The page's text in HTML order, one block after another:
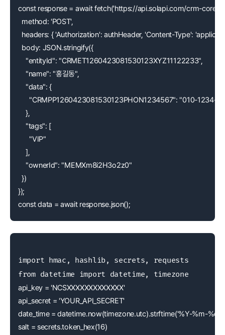
const response = await fetch('https://api.solapi.com/crm-core/
  method: 'POST',
headers: { 'Authorization': authHeader, 'Content-Type':
  body: JSON.stringify({
    "entityId": "CRMET1260423081530123XYZ11122233",
    "name": "홍길동",
    "data": {
"CRMPP1260423081530123PHON1234567": "010-1234-
    },
    "tags": [
      "VIP"
    ],
    "ownerId": "MEMXm8i2H3o2z0"
  })
});
const data = await response.json();
import hmac, hashlib, secrets, requests
api_key = 'NCSXXXXXXXXXXXXX'
api_secret = 'YOUR_API_SECRET'
date_time = datetime.now(timezone.utc).strftime('%Y-%m-
salt = secrets.token_hex(16)